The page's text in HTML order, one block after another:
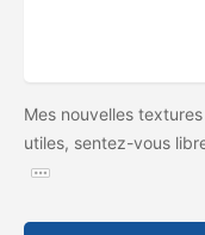
Mes nouvelles